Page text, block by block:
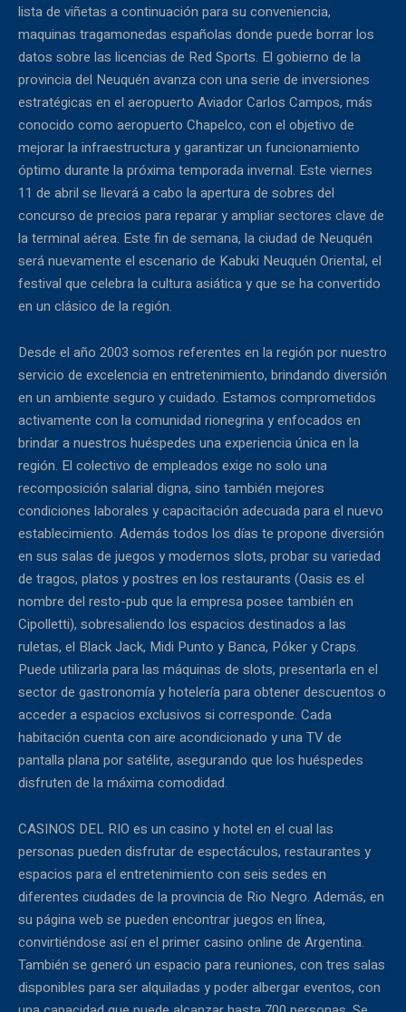
lista de viñetas a continuación para su conveniencia,
maquinas tragamonedas españolas donde puede borrar los
datos sobre las licencias de Red Sports. El gobierno de la
provincia del Neuquén avanza con una serie de inversiones
estratégicas en el aeropuerto Aviador Carlos Campos, más
conocido como aeropuerto Chapelco, con el objetivo de
mejorar la infraestructura y garantizar un funcionamiento
óptimo durante la próxima temporada invernal. Este viernes
11 de abril se llevará a cabo la apertura de sobres del
concurso de precios para reparar y ampliar sectores clave de
la terminal aérea. Este fin de semana, la ciudad de Neuquén
será nuevamente el escenario de Kabuki Neuquén Oriental, el
festival que celebra la cultura asiática y que se ha convertido
en un clásico de la región.
Desde el año 2003 somos referentes en la región por nuestro
servicio de excelencia en entretenimiento, brindando diversión
en un ambiente seguro y cuidado. Estamos comprometidos
activamente con la comunidad rionegrina y enfocados en
brindar a nuestros huéspedes una experiencia única en la
región. El colectivo de empleados exige no solo una
recomposición salarial digna, sino también mejores
condiciones laborales y capacitación adecuada para el nuevo
establecimiento. Además todos los días te propone diversión
en sus salas de juegos y modernos slots, probar su variedad
de tragos, platos y postres en los restaurants (Oasis es el
nombre del resto-pub que la empresa posee también en
Cipolletti), sobresaliendo los espacios destinados a las
ruletas, el Black Jack, Midi Punto y Banca, Póker y Craps.
Puede utilizarla para las máquinas de slots, presentarla en el
sector de gastronomía y hotelería para obtener descuentos o
acceder a espacios exclusivos si corresponde. Cada
habitación cuenta con aire acondicionado y una TV de
pantalla plana por satélite, asegurando que los huéspedes
disfruten de la máxima comodidad.
CASINOS DEL RIO es un casino y hotel en el cual las
personas pueden disfrutar de espectáculos, restaurantes y
espacios para el entretenimiento con seis sedes en
diferentes ciudades de la provincia de Rio Negro. Además, en
su página web se pueden encontrar juegos en línea,
convirtiéndose así en el primer casino online de Argentina.
También se generó un espacio para reuniones, con tres salas
disponibles para ser alquiladas y poder albergar eventos, con